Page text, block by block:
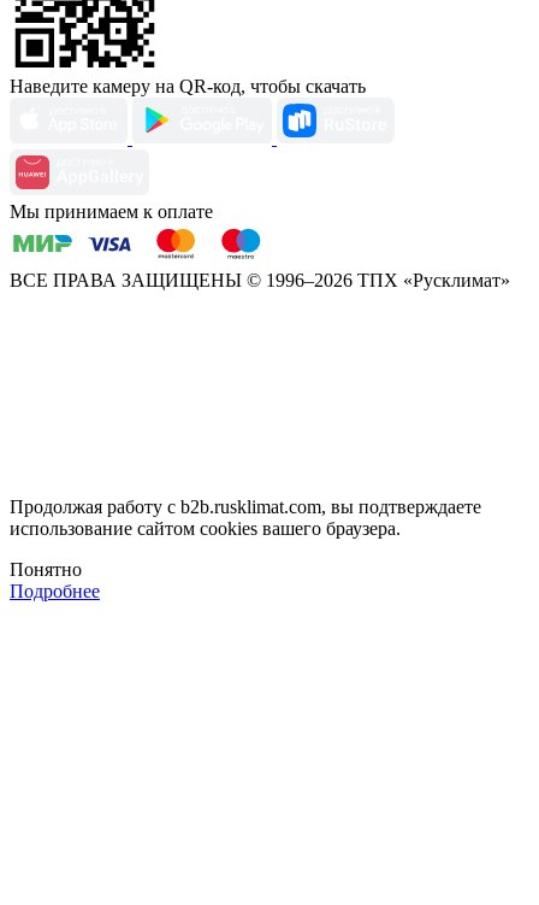
Наведите камеру на QR-код, чтобы скачать
Мы принимаем к оплате
ВСЕ ПРАВА ЗАЩИЩЕНЫ © 1996–2026 ТПХ «Русклимат»
Продолжая работу с b2b.rusklimat.com, вы подтверждаете
использование сайтом cookies вашего браузера.
Понятно
Подробнее